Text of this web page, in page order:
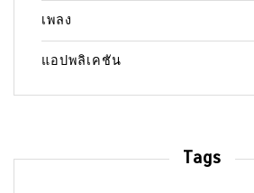
เพลง
แอปพลิเคชัน
Tags